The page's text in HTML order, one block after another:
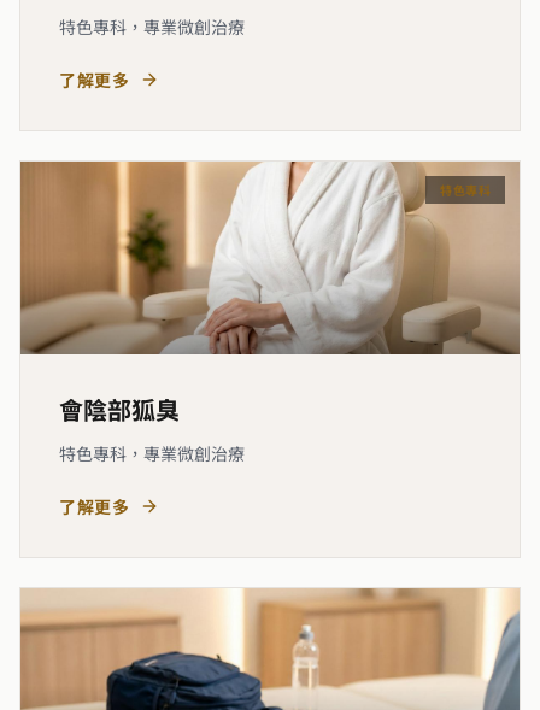
特色專科，專業微創治療
了解更多
特色專科
會陰部狐臭
特色專科，專業微創治療
了解更多